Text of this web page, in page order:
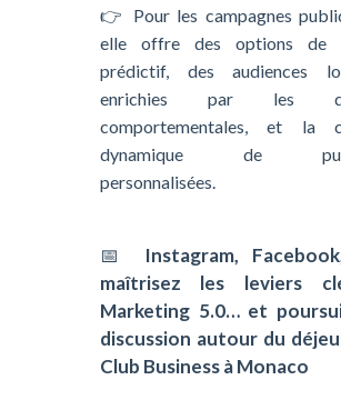
👉 Pour les campagnes
elle offre des options de
prédictif, des audiences
enrichies par les
comportementales, et la
dynamique de
personnalisées.
📅
Instagram,
maîtrisez les leviers
Marketing 5.0… et
discussion autour du
Club Business à Monaco